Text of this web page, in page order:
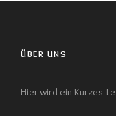
ÜBER UNS
Hier wird ein Kurzes